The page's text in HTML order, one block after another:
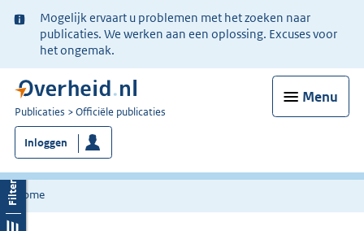
Ter
informatie:
Mogelijk ervaart u problemen met het zoeken naar
publicaties. We werken aan een oplossing. Excuses voor
het ongemak.
Menu
U
bent
nu
hier:
Publicaties Officiële publicaties
Inloggen
Home